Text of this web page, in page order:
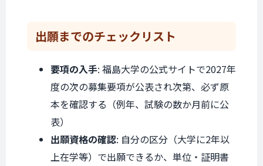
出願までのチェックリスト
要項の入手: 福島大学の公式サイトで2027年
度の次の募集要項が公表され次第、必ず原
本を確認する（例年、試験の数か月前に公
表）
出願資格の確認: 自分の区分（大学に2年以
上在学等）で出願できるか、単位・証明書